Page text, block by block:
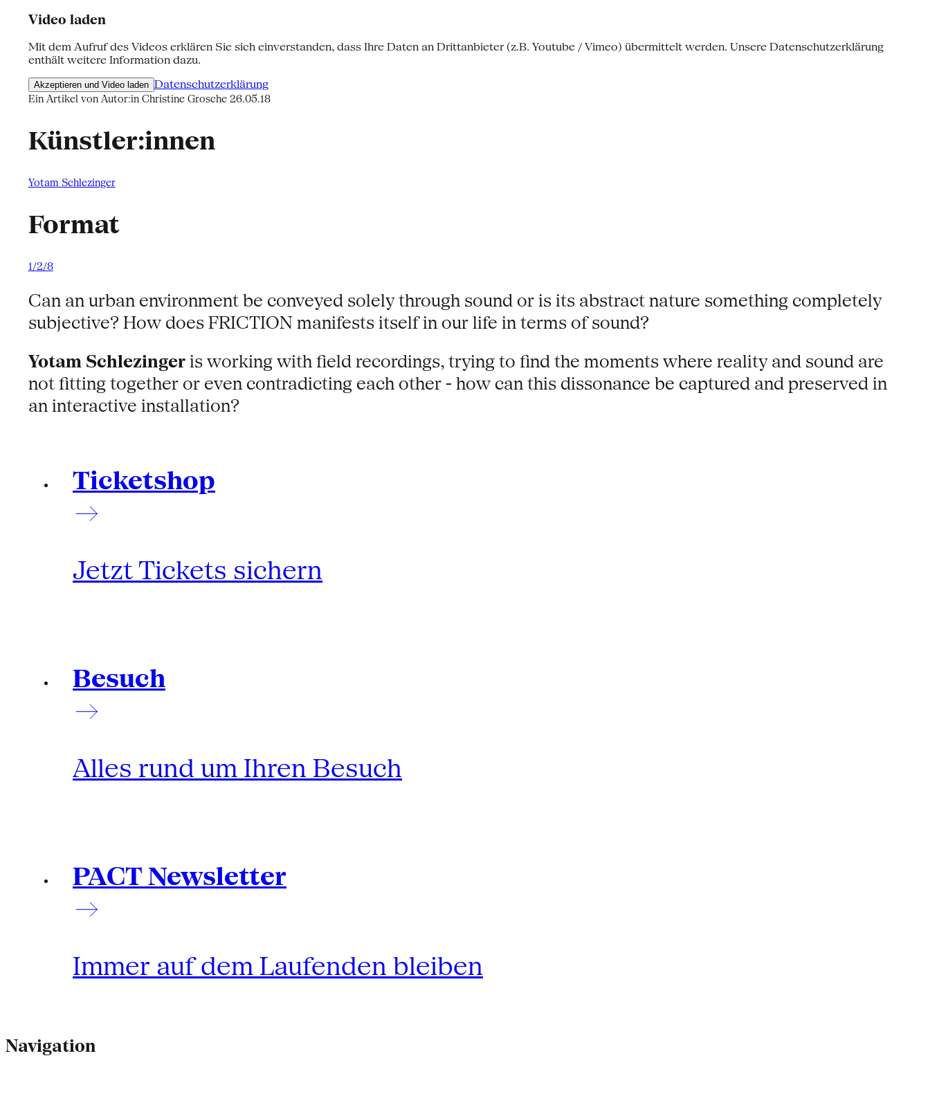
Video laden
Mit dem Aufruf des Videos erklären Sie sich einverstanden, dass Ihre Daten an Drittanbieter (z.B. Youtube / Vimeo) übermittelt werden. Unsere Datenschutzerklärung
enthält weitere Information dazu.
Akzeptieren und Video laden Datenschutzerklärung
Ein Artikel von Autor:in Christine Grosche26.05.18
Künstler:innen
Yotam Schlezinger
Format
1/2/8
Can an urban environment be conveyed solely through sound or is its abstract nature something completely
subjective? How does FRICTION manifests itself in our life in terms of sound?
Yotam Schlezingeris working with field recordings, trying to find the moments where reality and sound are
not fitting together or even contradicting each other - how can this dissonance be captured and preserved in
an interactive installation?
Ticketshop
Jetzt Tickets sichern
Besuch
Alles rund um Ihren Besuch
PACT Newsletter
Immer auf dem Laufenden bleiben
Navigation